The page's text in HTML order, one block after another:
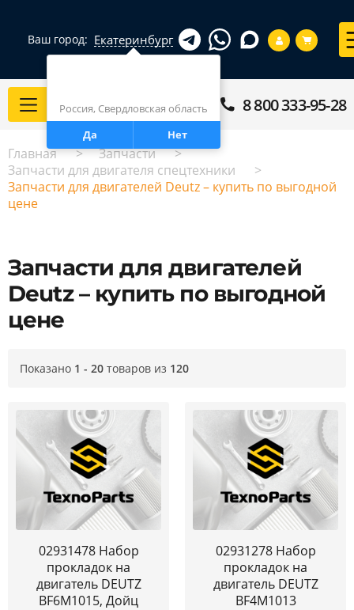
Ваш город: Екатеринбург
Россия, Свердловская область
Да
Нет
Каталог 8 800 333-95-28
Главная
Запчасти
Запчасти для двигателя спецтехники
Запчасти для двигателей Deutz – купить по выгодной
цене
Запчасти для двигателей
Deutz – купить по выгодной
цене
02931478 Набор
прокладок на
двигатель DEUTZ
BF6M1015, Дойц
02931278 Набор
прокладок на
двигатель DEUTZ
BF4M1013
Показано 1 - 20 товаров из 120